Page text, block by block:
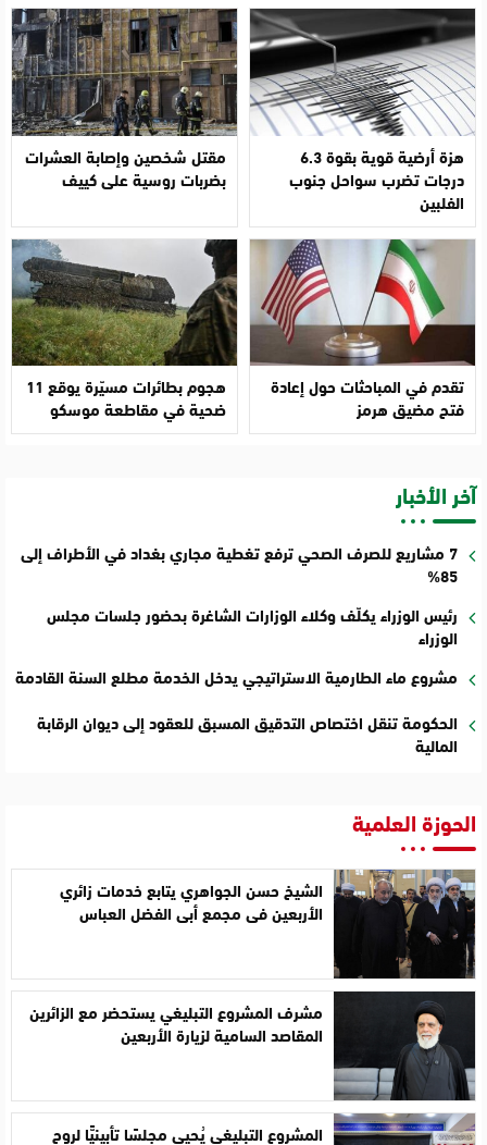
هزة أرضية قوية بقوة 6.3
درجات تضرب سواحل جنوب
الفلبين
مقتل شخصين وإصابة العشرات
بضربات روسية على كييف
تقدم في المباحثات حول إعادة
فتح مضيق هرمز
هجوم بطائرات مسيّرة يوقع 11
ضحية في مقاطعة موسكو
آخر الأخبار
7 مشاريع للصرف الصحي ترفع تغطية مجاري بغداد في الأطراف إلى
85%
رئيس الوزراء يكلّف وكلاء الوزارات الشاغرة بحضور جلسات مجلس
الوزراء
مشروع ماء الطارمية الاستراتيجي يدخل الخدمة مطلع السنة القادمة
الحكومة تنقل اختصاص التدقيق المسبق للعقود إلى ديوان الرقابة
المالية
الحوزة العلمية
الشيخ حسن الجواهري يتابع خدمات زائري
الأربعين في مجمع أبي الفضل العباس
مشرف المشروع التبليغي يستحضر مع الزائرين
المقاصد السامية لزيارة الأربعين
المشروع التبليغي يُحيي مجلسًا تأبينيًّا لروح